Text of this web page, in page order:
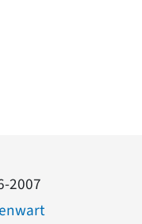
2007